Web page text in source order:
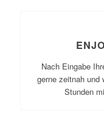
Nach Eingabe
gerne zeitnah und
Stunden